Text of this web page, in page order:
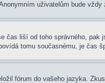
uživatelům bude
liší od toho správného,
tomu současnému, je čas
fórum do vašeho jazyka.